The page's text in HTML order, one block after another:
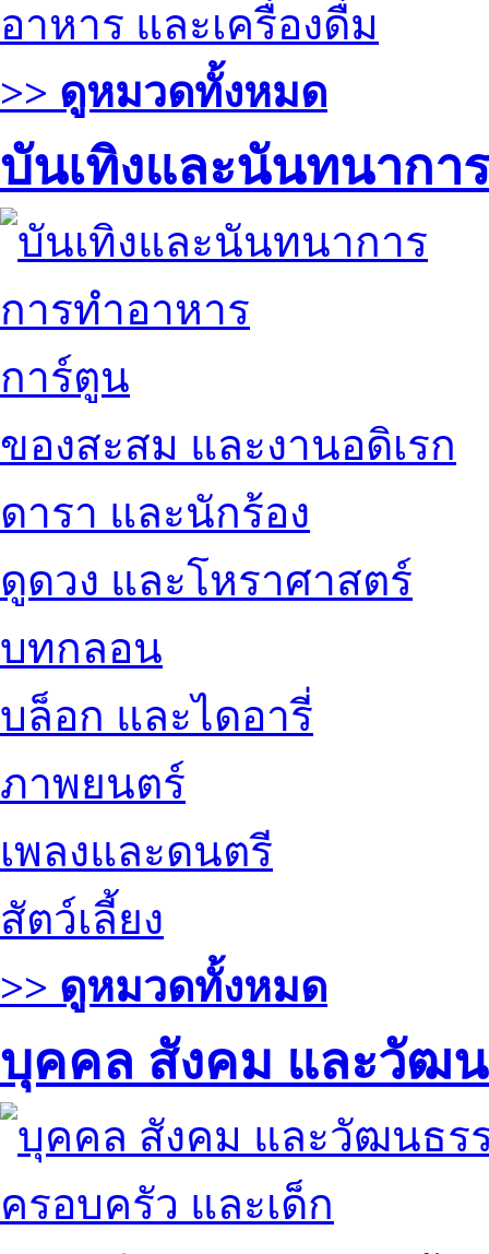
อาหาร และเครื่องดื่ม
>> ดูหมวดทั้งหมด
บันเทิงและนันทนาการ
การทำอาหาร
การ์ตูน
ของสะสม และงานอดิเรก
ดารา และนักร้อง
ดูดวง และโหราศาสตร์
บทกลอน
บล็อก และไดอารี่
ภาพยนตร์
เพลงและดนตรี
สัตว์เลี้ยง
>> ดูหมวดทั้งหมด
บุคคล สังคม และวัฒ
ครอบครัว และเด็ก